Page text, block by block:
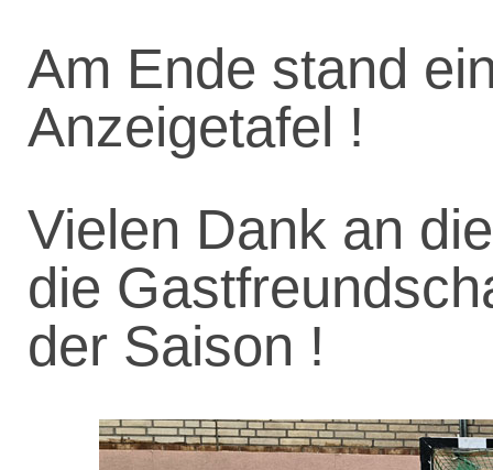
Am Ende stand
Anzeigetafel !
Vielen Dank an
die
der Saison !